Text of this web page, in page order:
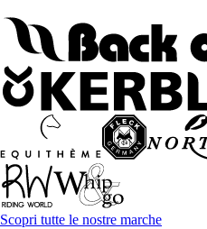
Scopri tutte le nostre marche